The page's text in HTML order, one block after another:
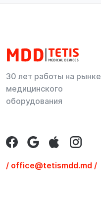
30 лет работы на рынке
медицинского
оборудования
/ office@tetismdd.md /